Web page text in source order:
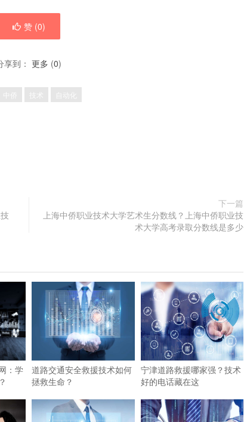
赞 (0)
享到： 更多 (0)
中侨 技术 自动化
下一篇
上海中侨职业技术大学艺术生分数线？上海中侨职业技
术大学高考录取分数线是多少
：学
道路交通安全救援技术如何
拯救生命？
宁津道路救援哪家强？技术
好的电话藏在这